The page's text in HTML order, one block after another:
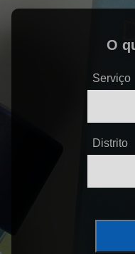
O
Serviço
Distrito